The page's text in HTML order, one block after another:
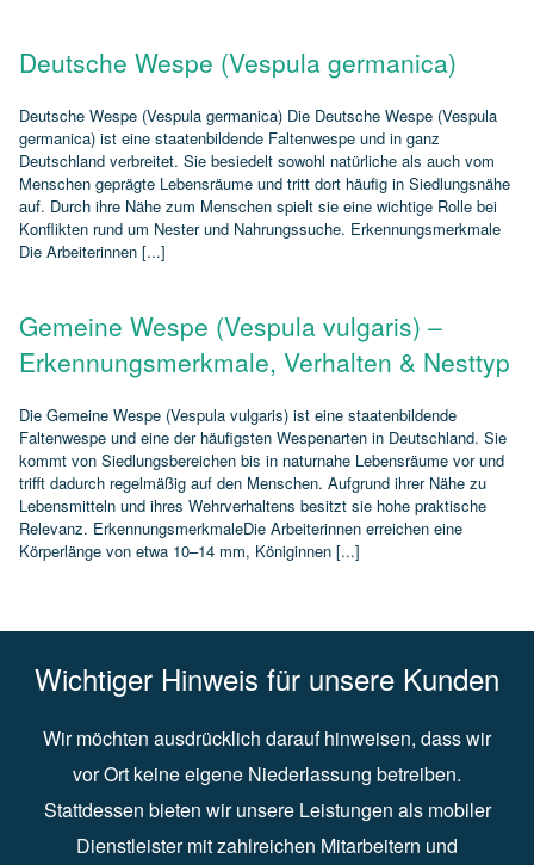
Deutsche Wespe (Vespula germanica)
Deutsche Wespe (Vespula germanica) Die Deutsche Wespe (Vespula
germanica) ist eine staatenbildende Faltenwespe und in ganz
Deutschland verbreitet. Sie besiedelt sowohl natürliche als auch vom
Menschen geprägte Lebensräume und tritt dort häufig in Siedlungsnähe
auf. Durch ihre Nähe zum Menschen spielt sie eine wichtige Rolle bei
Konflikten rund um Nester und Nahrungssuche. Erkennungsmerkmale
Die Arbeiterinnen [...]
Gemeine Wespe (Vespula vulgaris) –
Erkennungsmerkmale, Verhalten & Nesttyp
Die Gemeine Wespe (Vespula vulgaris) ist eine staatenbildende
Faltenwespe und eine der häufigsten Wespenarten in Deutschland. Sie
kommt von Siedlungsbereichen bis in naturnahe Lebensräume vor und
trifft dadurch regelmäßig auf den Menschen. Aufgrund ihrer Nähe zu
Lebensmitteln und ihres Wehrverhaltens besitzt sie hohe praktische
Relevanz. ErkennungsmerkmaleDie Arbeiterinnen erreichen eine
Körperlänge von etwa 10–14 mm, Königinnen [...]
Wichtiger Hinweis für unsere Kunden
Wir möchten ausdrücklich darauf hinweisen, dass wir
vor Ort keine eigene Niederlassung betreiben.
Stattdessen bieten wir unsere Leistungen als mobiler
Dienstleister mit zahlreichen Mitarbeitern und